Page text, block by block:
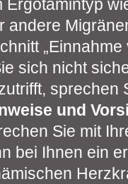
Ergotamintyp
andere
sich nicht
sprechen
und
Sie mit
bei Ihnen ein